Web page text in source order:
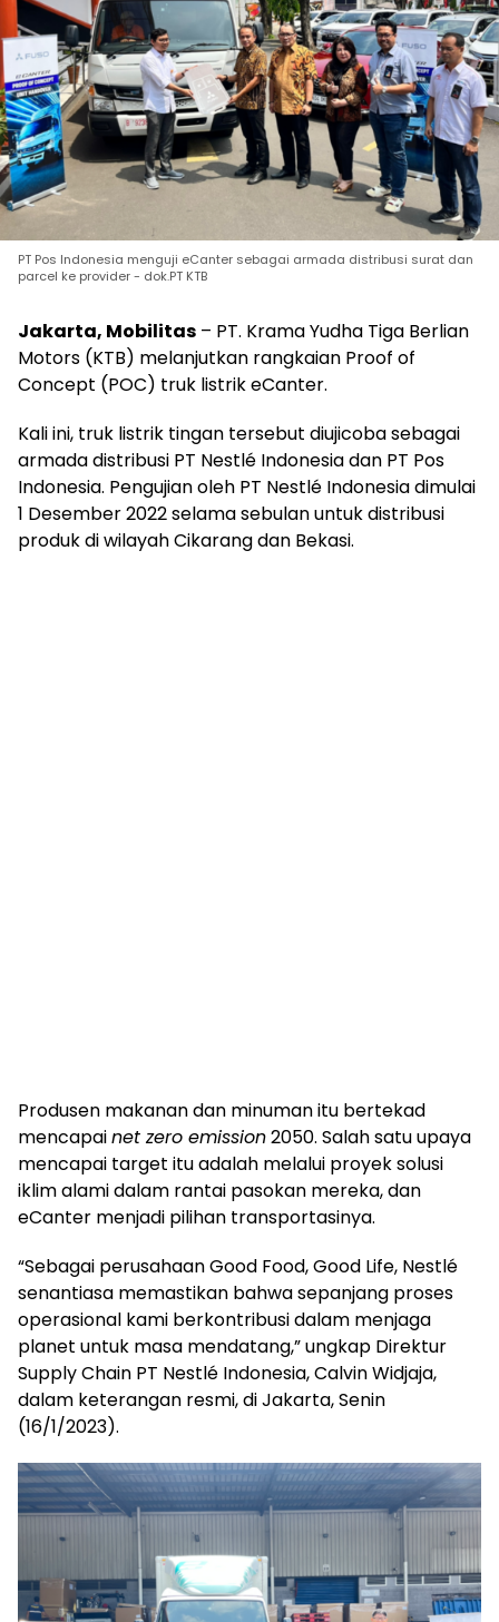
PT Pos Indonesia menguji eCanter sebagai armada distribusi surat dan
parcel ke provider - dok.PT KTB
Jakarta, Mobilitas – PT. Krama Yudha Tiga Berlian
Motors (KTB) melanjutkan rangkaian Proof of
Concept (POC) truk listrik eCanter.
Kali ini, truk listrik tingan tersebut diujicoba sebagai
armada distribusi PT Nestlé Indonesia dan PT Pos
Indonesia. Pengujian oleh PT Nestlé Indonesia dimulai
1 Desember 2022 selama sebulan untuk distribusi
produk di wilayah Cikarang dan Bekasi.
Produsen makanan dan minuman itu bertekad
mencapainet zero emission2050. Salah satu upaya
mencapai target itu adalah melalui proyek solusi
iklim alami dalam rantai pasokan mereka, dan
eCanter menjadi pilihan transportasinya.
“Sebagai perusahaan Good Food, Good Life, Nestlé
senantiasa memastikan bahwa sepanjang proses
operasional kami berkontribusi dalam menjaga
planet untuk masa mendatang,” ungkap Direktur
Supply Chain PT Nestlé Indonesia, Calvin Widjaja,
dalam keterangan resmi, di Jakarta, Senin
(16/1/2023).